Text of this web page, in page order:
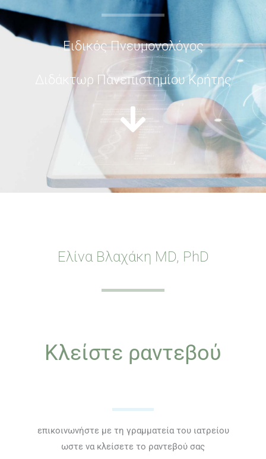
Ειδικός Πνευμονολόγος
Διδάκτωρ Πανεπιστημίου Κρήτης
Ελίνα Βλαχάκη MD, PhD
Κλείστε ραντεβού
επικοινωνήστε με τη γραμματεία του ιατρείου
ωστε να κλείσετε το ραντεβού σας